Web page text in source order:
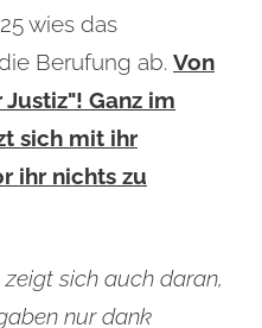
wies das
Berufung ab. Von
Ganz im
sich mit ihr
ihr nichts zu
sich auch daran,
nur dank